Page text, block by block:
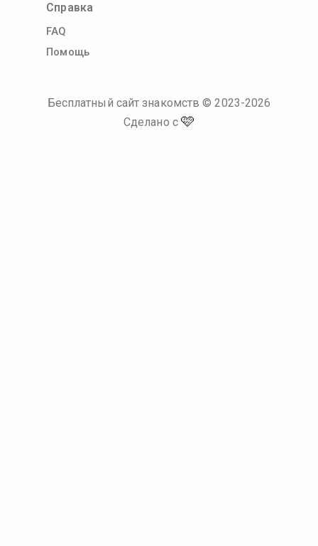
Справка
FAQ
Помощь
Бесплатный сайт знакомств © 2023-2026
Сделано с 🩷